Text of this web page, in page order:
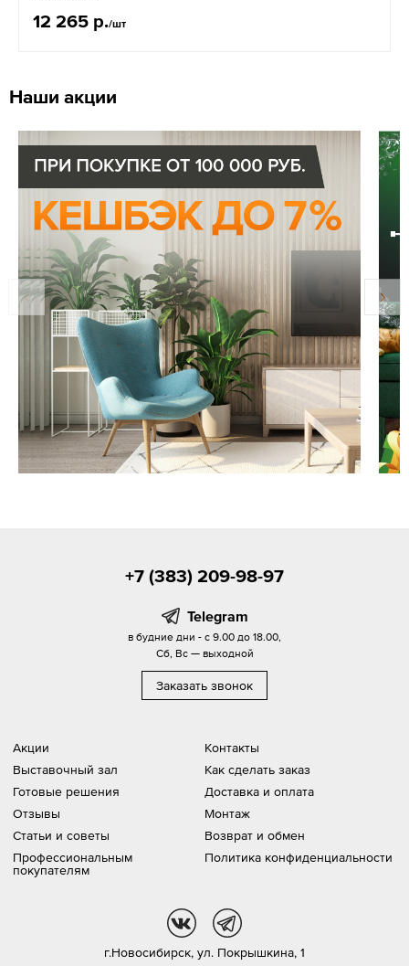
12 265 р./шт
Наши акции
Акции
Выставочный зал
Готовые решения
Отзывы
Статьи и советы
Профессиональным
покупателям
Контакты
Как сделать заказ
Доставка и оплата
Монтаж
Возврат и обмен
Политика конфиденциальности
+7 (383) 209-98-97
Telegram
в будние дни - с 9.00 до 18.00,
Сб, Вс — выходной
Заказать звонок
г.Новосибирск, ул. Покрышкина, 1
tg